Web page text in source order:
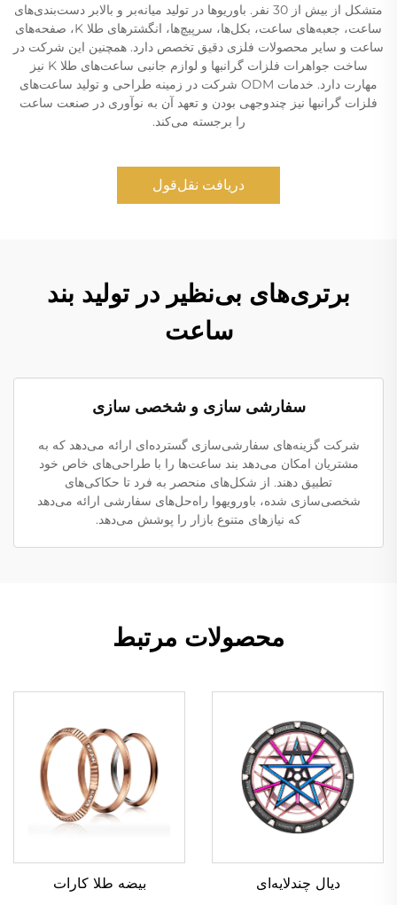
متشکل از بیش از 30 نفر. باوریوها در تولید میانه‌بر و بالابر دست‌بندی‌های
ساعت، جعبه‌های ساعت، بکل‌ها، سرپیچ‌ها، انگشترهای طلا K، صفحه‌های
ساعت و سایر محصولات فلزی دقیق تخصص دارد. همچنین این شرکت در
ساخت جواهرات فلزات گرانبها و لوازم جانبی ساعت‌های طلا K نیز
مهارت دارد. خدمات ODM شرکت در زمینه طراحی و تولید ساعت‌های
فلزات گرانبها نیز چندوجهی بودن و تعهد آن به نوآوری در صنعت ساعت
را برجسته می‌کند.
دریافت نقل‌قول
برتری‌های بی‌نظیر در تولید بند
ساعت
سفارشی سازی و شخصی سازی
شرکت گزینه‌های سفارشی‌سازی گسترده‌ای ارائه می‌دهد که به
مشتریان امکان می‌دهد بند ساعت‌ها را با طراحی‌های خاص خود
تطبیق دهند. از شکل‌های منحصر به فرد تا حکاکی‌های
شخصی‌سازی شده، باورویهوا راه‌حل‌های سفارشی ارائه می‌دهد
که نیازهای متنوع بازار را پوشش می‌دهد.
محصولات مرتبط
دیال چندلایه‌ای بیضه طلا کارات